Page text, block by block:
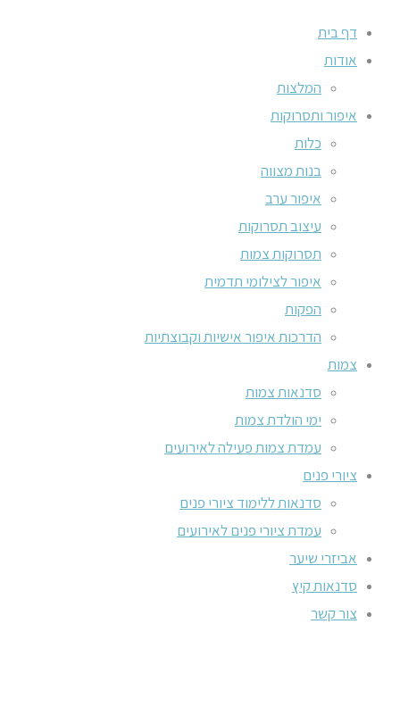
דף בית
אודות
המלצות
איפור ותסרוקות
כלות
בנות מצווה
איפור ערב
עיצוב תסרוקות
תסרוקות צמות
איפור לצילומי תדמית
הפקות
הדרכות איפור אישיות וקבוצתיות
צמות
סדנאות צמות
ימי הולדת צמות
עמדת צמות פעילה לאירועים
ציורי פנים
סדנאות ללימוד ציורי פנים
עמדת ציורי פנים לאירועים
אביזרי שיער
סדנאות קיץ
צור קשר